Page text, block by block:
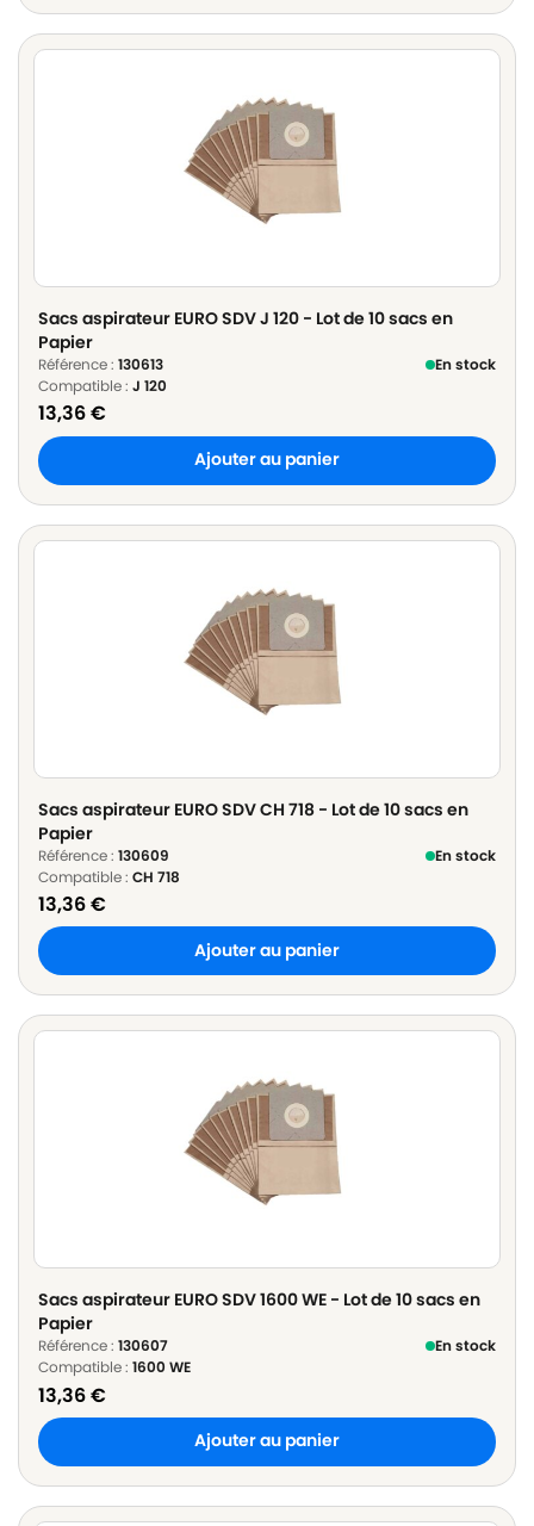
Sacs aspirateur EURO SDV J 120 - Lot de 10 sacs en
Papier
Référence : 130613
En stock
Compatible : J 120
13,36€
Ajouter au panier
Sacs aspirateur EURO SDV CH 718 - Lot de 10 sacs en
Papier
Référence : 130609
En stock
Compatible : CH 718
13,36€
Ajouter au panier
Sacs aspirateur EURO SDV 1600 WE - Lot de 10 sacs en
Papier
Référence : 130607
En stock
Compatible : 1600 WE
13,36€
Ajouter au panier